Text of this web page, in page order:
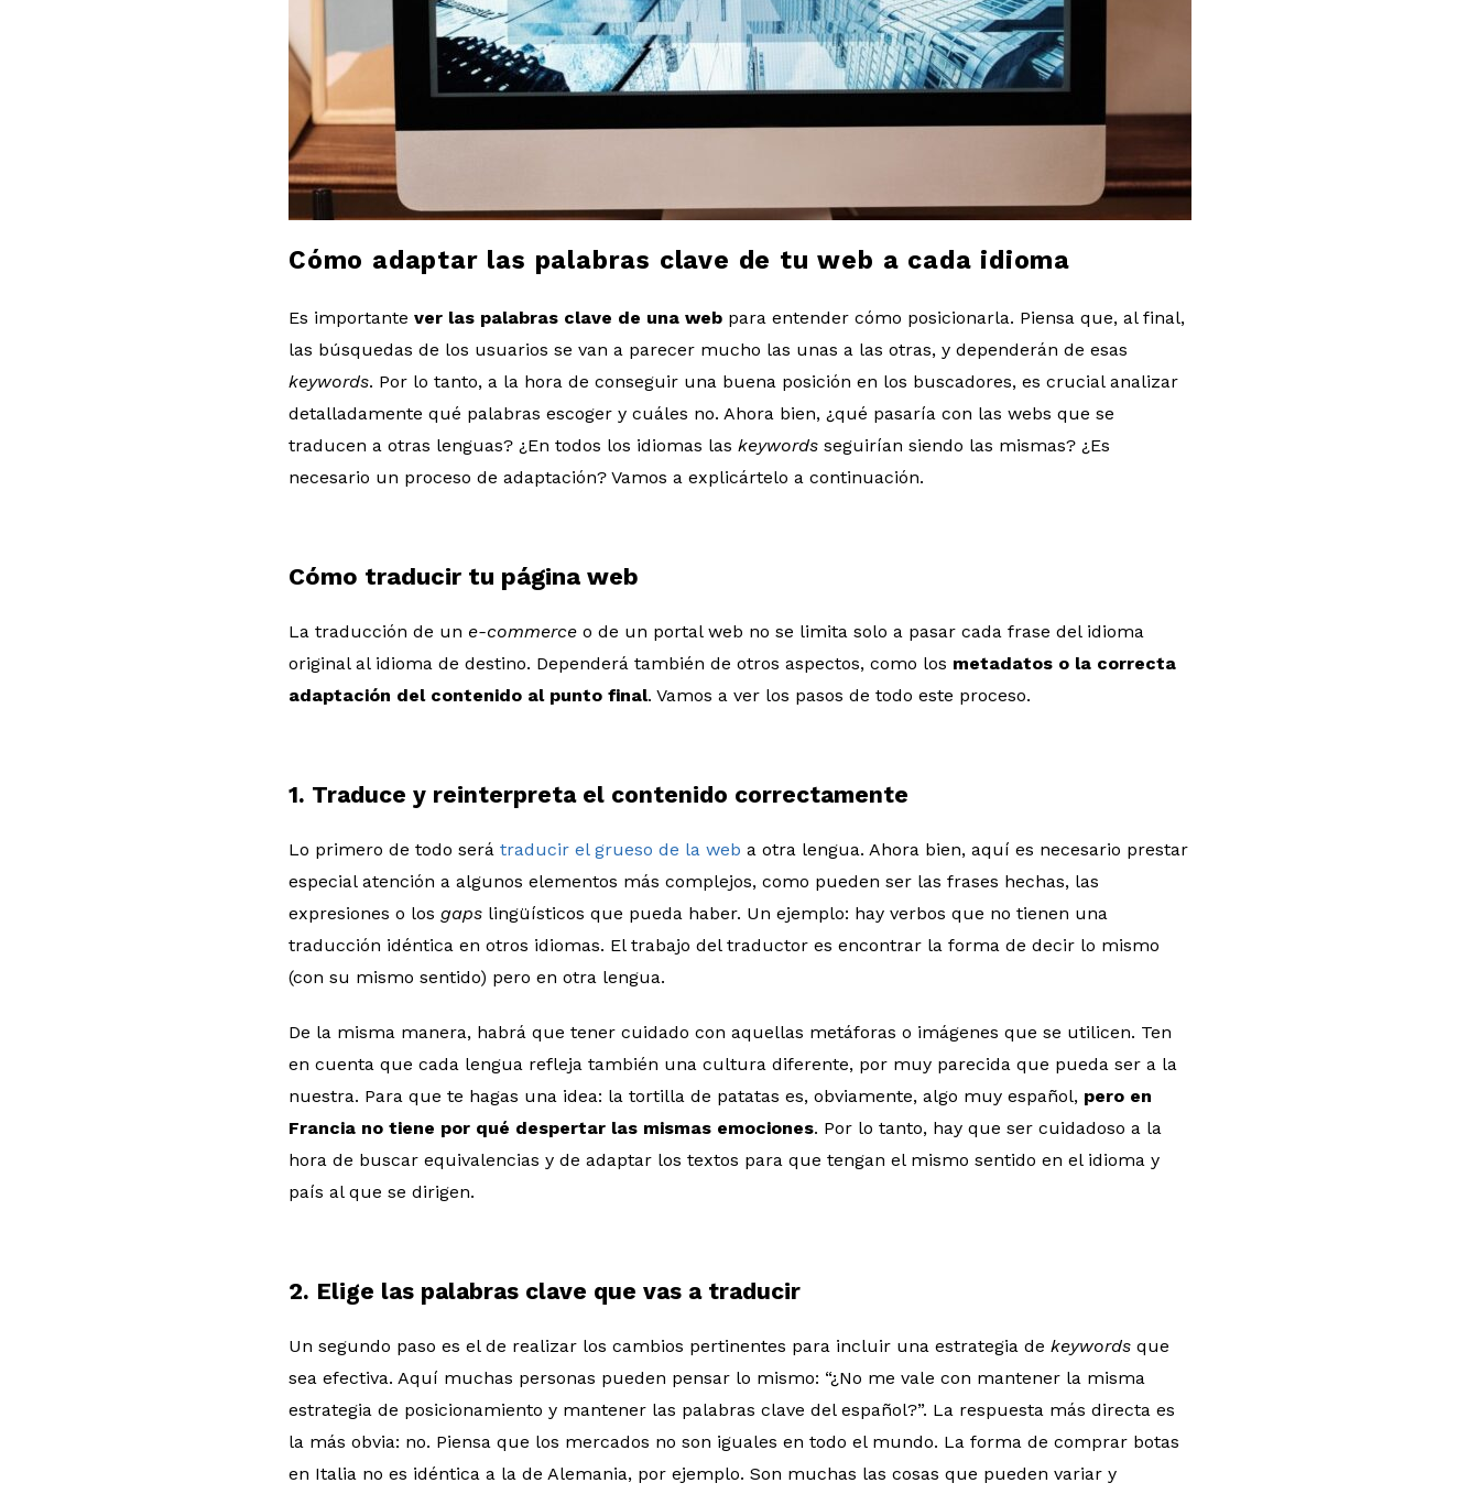
o
g
Cómo adaptar las palabras clave de tu web a cada idioma
Es importante ver las palabras clave de una web para entender cómo posicionarla. Piensa que, al final,
las búsquedas de los usuarios se van a parecer mucho las unas a las otras, y dependerán de esas
keywords. Por lo tanto, a la hora de conseguir una buena posición en los buscadores, es crucial analizar
detalladamente qué palabras escoger y cuáles no. Ahora bien, ¿qué pasaría con las webs que se
traducen a otras lenguas? ¿En todos los idiomas las keywords seguirían siendo las mismas? ¿Es
necesario un proceso de adaptación? Vamos a explicártelo a continuación.
Cómo traducir tu página web
La traducción de un e-commerce o de un portal web no se limita solo a pasar cada frase del idioma
original al idioma de destino. Dependerá también de otros aspectos, como los metadatos o la correcta
adaptación del contenido al punto final. Vamos a ver los pasos de todo este proceso.
1. Traduce y reinterpreta el contenido correctamente
Lo primero de todo será traducir el grueso de la web a otra lengua. Ahora bien, aquí es necesario prestar
especial atención a algunos elementos más complejos, como pueden ser las frases hechas, las
expresiones o los gaps lingüísticos que pueda haber. Un ejemplo: hay verbos que no tienen una
traducción idéntica en otros idiomas. El trabajo del traductor es encontrar la forma de decir lo mismo
(con su mismo sentido) pero en otra lengua.
De la misma manera, habrá que tener cuidado con aquellas metáforas o imágenes que se utilicen. Ten
en cuenta que cada lengua refleja también una cultura diferente, por muy parecida que pueda ser a la
nuestra. Para que te hagas una idea: la tortilla de patatas es, obviamente, algo muy español, pero en
Francia no tiene por qué despertar las mismas emociones. Por lo tanto, hay que ser cuidadoso a la
hora de buscar equivalencias y de adaptar los textos para que tengan el mismo sentido en el idioma y
país al que se dirigen.
2. Elige las palabras clave que vas a traducir
Un segundo paso es el de realizar los cambios pertinentes para incluir una estrategia de keywords que
sea efectiva. Aquí muchas personas pueden pensar lo mismo: “¿No me vale con mantener la misma
estrategia de posicionamiento y mantener las palabras clave del español?”. La respuesta más directa es
la más obvia: no. Piensa que los mercados no son iguales en todo el mundo. La forma de comprar botas
en Italia no es idéntica a la de Alemania, por ejemplo. Son muchas las cosas que pueden variar y